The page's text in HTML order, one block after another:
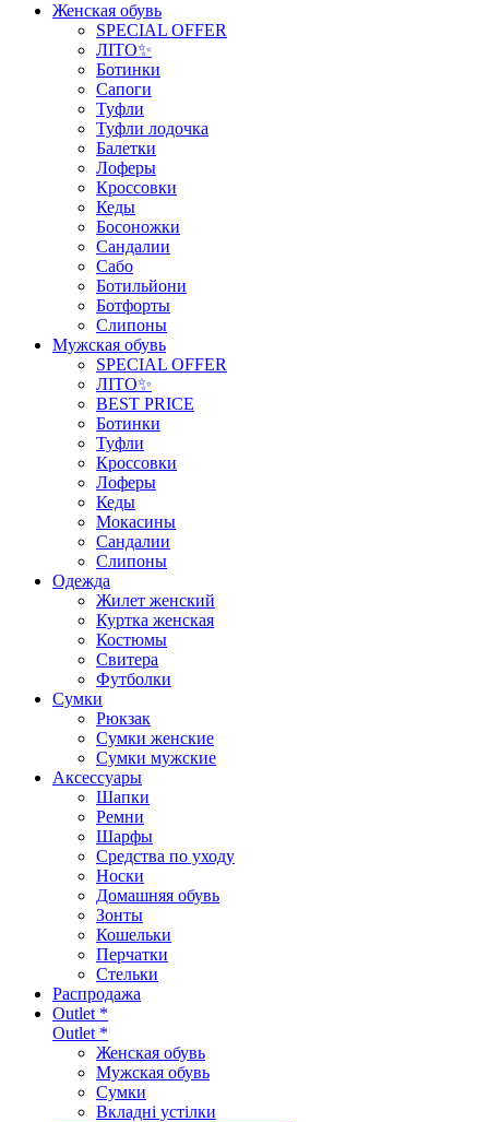
Женская обувь
SPECIAL OFFER
ЛІТО✨
Ботинки
Сапоги
Туфли
Туфли лодочка
Балетки
Лоферы
Кроссовки
Кеды
Босоножки
Сандалии
Сабо
Ботильйони
Ботфорты
Слипоны
Мужская обувь
SPECIAL OFFER
ЛІТО✨
BEST PRICE
Ботинки
Туфли
Кроссовки
Лоферы
Кеды
Мокасины
Сандалии
Слипоны
Одежда
Жилет женский
Куртка женская
Костюмы
Свитера
Футболки
Сумки
Рюкзак
Сумки женские
Сумки мужские
Аксеcсуары
Шапки
Ремни
Шарфы
Средства по уходу
Носки
Домашняя обувь
Зонты
Кошельки
Перчатки
Стельки
Распродажа
Outlet *
Outlet *
Женская обувь
Мужская обувь
Сумки
Вкладні устілки